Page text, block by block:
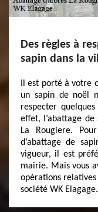
Des règles à
sapin dans la
Il est porté à votre
un sapin de noël
respecter
effet, l’abattage
La Rougiere.
d’abattage de
vigueur, il est
mairie. Mais vous
opérations
société WK Elagage.